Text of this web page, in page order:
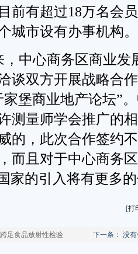
前有超过18万名会
城市设有办事机构。
心商务区商业发
谈双方开展战略合
家堡商业地产论坛”
测量师学会推广的
的，此次合作签约
而且对于中心商务
家的引入将有更多
[打
足食品放射性检验 下一条： 没